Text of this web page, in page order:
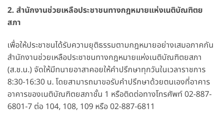
2. สำนักงานช่วยเหลือประชาชนทางกฎหมายแห่งเนติบัณฑิตย
สภา
เพื่อให้ประชาชนได้รับความยุติธรรมตามกฎหมายอย่างเสมอภาคกัน
สำนักงานช่วยเหลือประชาชนทางกฎหมายแห่งเนติบัณฑิตยสภา
(ส.ช.น.) จัดให้มีทนายอาสาคอยให้คำปรึกษาทุกวันในเวลาราชการ
8:30-16:30 น. โดยสามารถมาขอรับคำปรึกษาด้วยตนเองที่อาคาร
อาคารของเนติบัณฑิตยสภาชั้น 1 หรือติดต่อทางโทรศัพท์ 02-887-
6801-7 ต่อ 104, 108, 109 หรือ 02-887-6811